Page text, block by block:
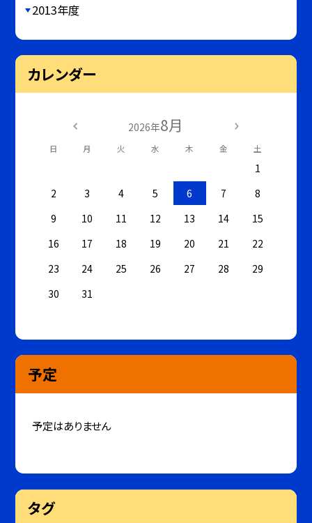
2013年度
カレンダー
2026年8月
日 月 火 水 木 金 土
1
2
3 4 5 6 7
8
9
10 11 12 13 14
15
16
17 18 19 20 21
22
23
24 25 26 27 28
29
30
31
予定
予定はありません
タグ